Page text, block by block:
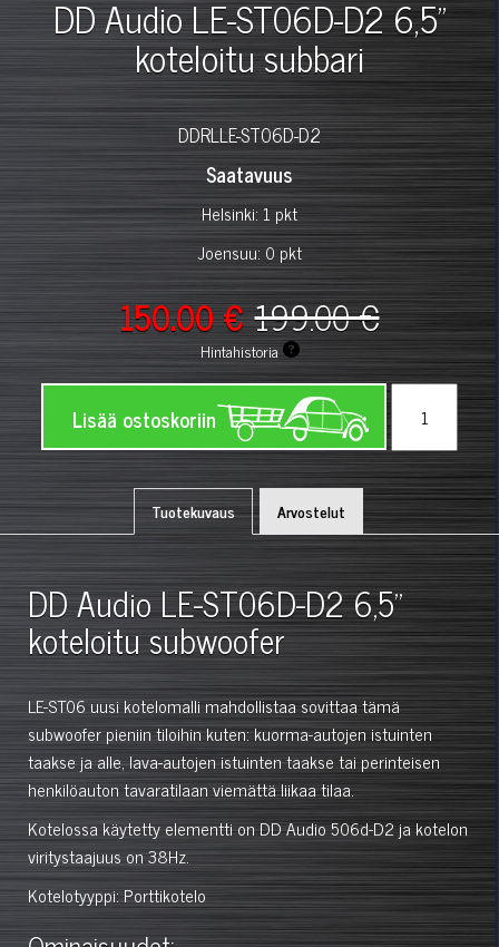
DD Audio LE-ST06D-D2 6,5"
koteloitu subbari
DDRLLE-ST06D-D2
Saatavuus
Helsinki: 1 pkt
Joensuu: 0 pkt
150.00 €199.00 €
Hintahistoria
Lisää ostoskoriin
Tuotekuvaus Arvostelut
DD Audio LE-ST06D-D2 6,5"
koteloitu subwoofer
LE-ST06 uusi kotelomalli mahdollistaa sovittaa tämä
subwoofer pieniin tiloihin kuten: kuorma-autojen istuinten
taakse ja alle, lava-autojen istuinten taakse tai perinteisen
henkilöauton tavaratilaan viemättä liikaa tilaa.
Kotelossa käytetty elementti on DD Audio 506d-D2 ja kotelon
viritystaajuus on 38Hz.
Kotelotyyppi: Porttikotelo